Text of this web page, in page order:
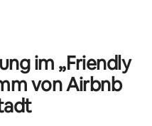
im „Friendly
von Airbnb